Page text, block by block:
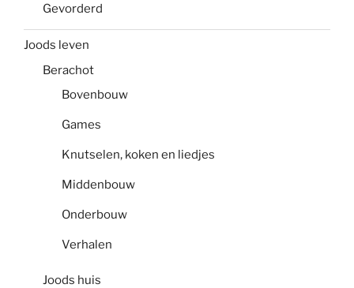
Gevorderd
Joods leven
Berachot
Bovenbouw
Games
Knutselen, koken en liedjes
Middenbouw
Onderbouw
Verhalen
Joods huis